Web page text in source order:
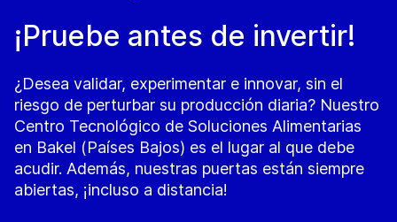
¡Pruebe antes de invertir!
¿Desea validar, experimentar e innovar, sin el
riesgo de perturbar su producción diaria? Nuestro
Centro Tecnológico de Soluciones Alimentarias
en Bakel (Países Bajos) es el lugar al que debe
acudir. Además, nuestras puertas están siempre
abiertas, ¡incluso a distancia!